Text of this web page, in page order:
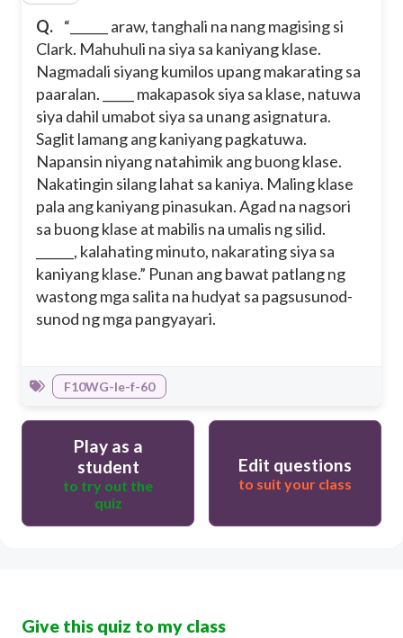
Q. “______ araw, tanghali na nang magising si
Clark. Mahuhuli na siya sa kaniyang klase.
Nagmadali siyang kumilos upang makarating sa
paaralan. _____ makapasok siya sa klase, natuwa
siya dahil umabot siya sa unang asignatura.
Saglit lamang ang kaniyang pagkatuwa.
Napansin niyang natahimik ang buong klase.
Nakatingin silang lahat sa kaniya. Maling klase
pala ang kaniyang pinasukan. Agad na nagsori
sa buong klase at mabilis na umalis ng silid.
______, kalahating minuto, nakarating siya sa
kaniyang klase.” Punan ang bawat patlang ng
wastong mga salita na hudyat sa pagsusunod-
sunod ng mga pangyayari.
F10WG-Ie-f-60
Play as a
student
to try out the
quiz
Edit questions
to suit your class
Give this quiz to my class